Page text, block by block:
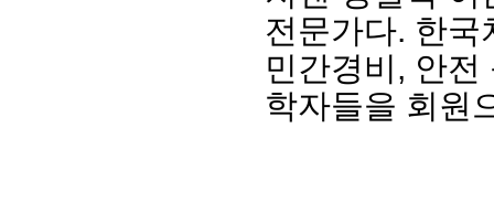
전문가다. 한
민간경비, 안
학자들을 회원